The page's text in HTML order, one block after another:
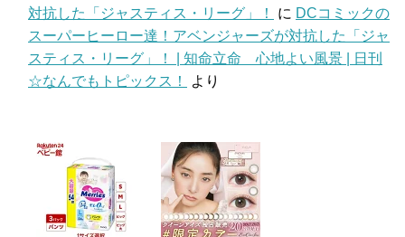
対抗した「ジャスティス・リーグ」！
に DCコミックの
スーパーヒーロー達！アベンジャーズが対抗した「ジャ
スティス・リーグ」！ | 知命立命 心地よい風景 | 日刊
☆なんでもトピックス！
より